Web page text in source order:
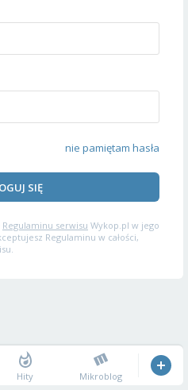
nie pamiętam hasła
SIĘ
Regulaminu serwisu Wykop.pl w jego
Regulaminu w całości,
Hity Mikroblog